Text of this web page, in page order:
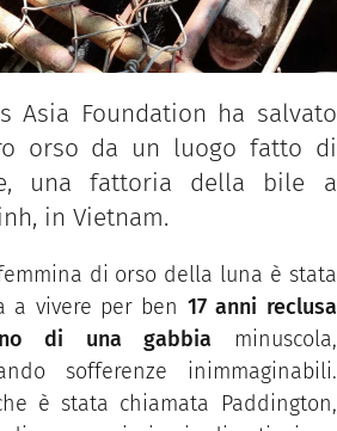
Asia Foundation ha salvato
orso da un luogo fatto di
una fattoria della bile a
in Vietnam.
di orso della luna è stata
a vivere per ben 17 anni reclusa
di una gabbia minuscola,
sofferenze inimmaginabili.
è stata chiamata Paddington,